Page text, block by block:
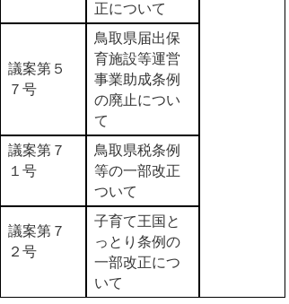
正について
議案第５
７号
鳥取県届出保
育施設等運営
事業助成条例
の廃止につい
て
議案第７
１号
鳥取県税条例
等の一部改正
ついて
議案第７
２号
子育て王国と
っとり条例の
一部改正につ
いて